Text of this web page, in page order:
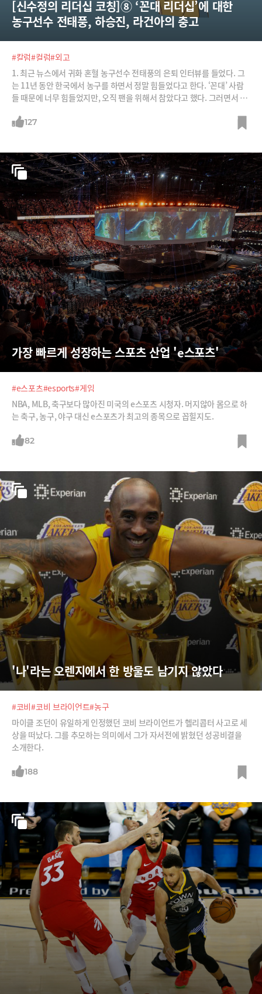
[신수정의 리더십 코칭]⑧ ‘꼰대 리더십’에 대한
농구선수 전태풍, 하승진, 라건아의 충고
#칼럼#컬럼#외고
1. 최근 뉴스에서 귀화 혼혈 농구선수 전태풍의 은퇴 인터뷰를 들었다. 그
는 11년 동안 한국에서 농구를 하면서 정말 힘들었다고 한다. ‘꼰대’ 사람
들 때문에 너무 힘들었지만, 오직 팬을 위해서 참았다고 했다. 그러면서 한
유를 주라는 것이었다. “제발 어린 사람들에게 자유를 주세요. 선배들도 과
127
가장 빠르게 성장하는 스포츠 산업 'e스포츠'
#e스포츠#esports#게임
NBA, MLB, 축구보다 많아진 미국의 e스포츠 시청자. 머지않아 몸으로 하
는 축구, 농구, 야구 대신 e스포츠가 최고의 종목으로 꼽힐지도.
82
'나'라는 오렌지에서 한 방울도 남기지 않았다
#코비#코비 브라이언트#농구
마이클 조던이 유일하게 인정했던 코비 브라이언트가 헬리콥터 사고로 세
상을 떠났다. 그를 추모하는 의미에서 그가 자서전에 밝혔던 성공비결을
소개한다.
188